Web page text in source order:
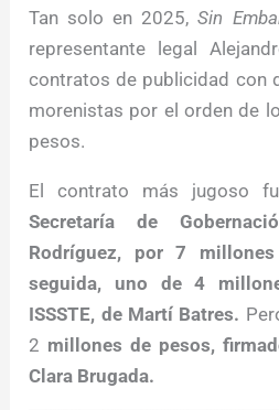
Tan solo en 2025,Sin
representante legal
contratos de publicidad con
morenistas por el orden de
pesos.
El contrato más jugoso
Secretaría de
Rodríguez, por 7
seguida, uno de 4
ISSSTE, de Martí Batres.
2 millones de pesos,
Clara Brugada.